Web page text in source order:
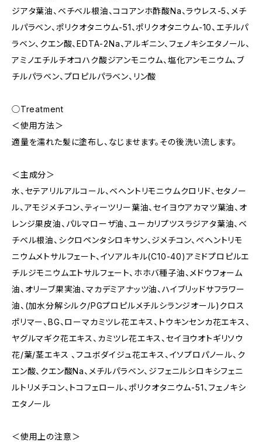
ジアタ葉油、ベチベル根油、ココアンホ酢酸Na、ラウレス-5、メチ
ルパラベン、ポリクオタニウム-51、ポリクオタニウム-10、エチルパ
ラベン、クエン酸、EDTA-2Na、アルギニン、フェノキシエタノール、
アミノエチルチオコハク酸ジアンモニウム、塩化アンモニウム、ブ
チルパラベン、プロピルパラベン、リン酸
◯Treatment
＜使用方法＞
適量を濡れた髪に塗布し、なじませます。その後洗い流します。
＜主成分＞
水、セテアリルアルコール、ベヘントリモニウムクロリド、セタノー
ル、アモジメチコン、ティーツリー葉油、セイヨウアカマツ葉油、オ
レンジ果皮油、パルマローザ油、ユーカリプツスラジアタ葉油、ベ
チベル根油、シクロペンタシロキサン、ジメチコン、ベヘントリモ
ニウムメトサルフェート、イソアルキル(C10-40)アミドプロピルエ
チルジモニウムエトサルフェート、ホホバ種子油、メドウフォーム
油、オリーブ果実油、マカデミアナッツ油、ハイブリッドサフラワー
油、(加水分解シルク/PGプロピルメチルシランジオール)クロス
ポリマー、BG、ローマカミツレ花エキス、トウキンセンカ花エキス、
ヤグルマギク花エキス、カミツレ花エキス、セイヨウオトギリソウ
花/葉/茎エキス 、フユボダイジュ花エキス、イソプロパノール、ク
エン酸、クエン酸Na、メチルパラベン、ジフェニルシロキシフェニ
ルトリメチコン、トコフェロール、ポリクオタニウム-51、フェノキシ
エタノール
＜使用上の注意＞